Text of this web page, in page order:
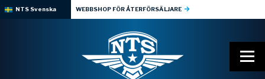
NTS Svenska WEBBSHOP FÖR ÅTERFÖRSÄLJARE